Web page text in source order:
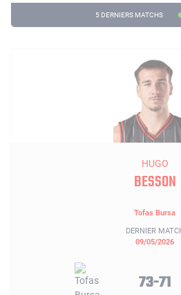
5 DERNIERS MATCHS
HUGO
BESSON
Tofas Bursa
DERNIER
09/05/2026
73-71